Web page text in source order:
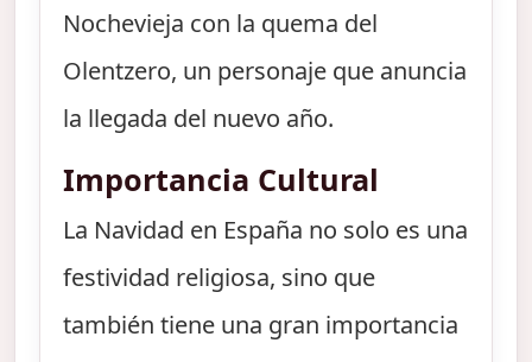
Nochevieja con la quema del
Olentzero, un personaje que anuncia
la llegada del nuevo año.
Importancia Cultural
La Navidad en España no solo es una
festividad religiosa, sino que
también tiene una gran importancia